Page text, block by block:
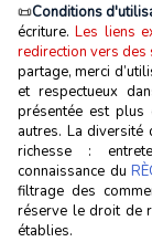
📜Conditions
écriture.Les liens
redirection vers
partage, merci
et respectueux
présentée est plus
autres. La diversité
richesse :
connaissance du
filtrage des
réserve le droit de
établies.